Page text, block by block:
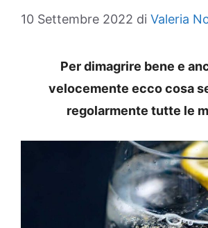
10 Settembre 2022 di Valeria
Per dimagrire bene e
velocemente ecco cosa
regolarmente tutte le